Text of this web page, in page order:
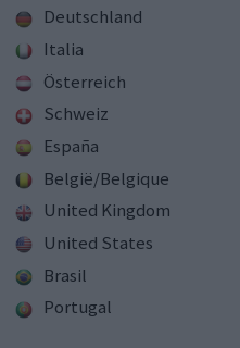
Deutschland
Italia
Österreich
Schweiz
España
België/Belgique
United Kingdom
United States
Brasil
Portugal